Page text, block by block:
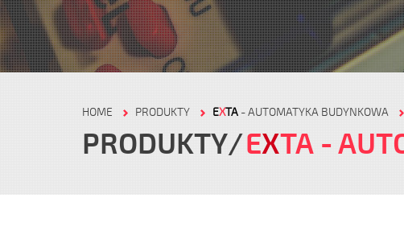
HOME PRODUKTY EXTA - AUTOMATYKA BUDYNKOWA
PRODUKTY EXTA -